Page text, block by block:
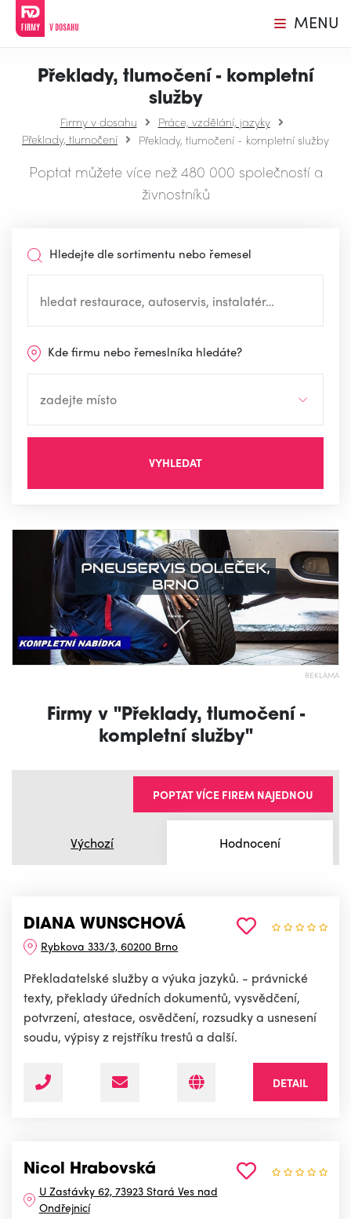
MENU
Překlady, tlumočení - kompletní
služby
Firmy v dosahu
Práce, vzdělání, jazyky
Překlady, tlumočení
Překlady, tlumočení - kompletní služby
Poptat můžete více než 480 000 společností a
živnostníků
Hledejte dle sortimentu nebo řemesel
Kde firmu nebo řemeslníka hledáte?
VYHLEDAT
REKLAMA
Firmy v "Překlady, tlumočení -
kompletní služby"
Výchozí Hodnocení
POPTAT VÍCE FIREM NAJEDNOU
DIANA WUNSCHOVÁ
Rybkova 333/3, 60200 Brno
Překladatelské služby a výuka jazyků. - právnické
texty, překlady úředních dokumentů, vysvědčení,
potvrzení, atestace, osvědčení, rozsudky a usnesení
soudu, výpisy z rejstříku trestů a další.
DETAIL
Nicol Hrabovská
U Zastávky 62, 73923 Stará Ves nad
Ondřejnicí